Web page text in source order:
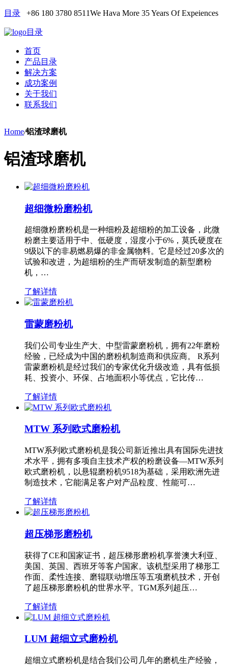
目录 +86 180 3780 8511We Hava More 35 Years Of Expeiences
目录
首页
产品目录
解决方案
成功案例
关于我们
联系我们
Home/铝渣球磨机
铝渣球磨机
超细微粉磨粉机
超细微粉磨粉机是一种细粉及超细粉的加工设备，此微
粉磨主要适用于中、低硬度，湿度小于6%，莫氏硬度在
9级以下的非易燃易爆的非金属物料。它是经过20多次的
试验和改进，为超细粉的生产而研发制造的新型磨粉
机，…
了解详情
雷蒙磨粉机
我们公司专业生产大、中型雷蒙磨粉机，拥有22年磨粉
经验，已经成为中国的磨粉机制造商和供应商。 R系列
雷蒙磨粉机是经过我们的专家优化升级改造，具有低损
耗、投资小、环保、占地面积小等优点，它比传…
了解详情
MTW 系列欧式磨粉机
MTW系列欧式磨粉机是我公司新近推出具有国际先进技
术水平，拥有多项自主技术产权的粉磨设备—MTW系列
欧式磨粉机，以悬辊磨粉机9518为基础，采用欧洲先进
制造技术，它能满足客户对产品粒度、性能可…
了解详情
超压梯形磨粉机
获得了CE和国家证书，超压梯形磨粉机享誉澳大利亚、
美国、英国、西班牙等客户国家。该机型采用了梯形工
作面、柔性连接、磨辊联动增压等五项磨机技术，开创
了超压梯形磨粉机的世界水平。TGM系列超压…
了解详情
LUM 超细立式磨粉机
超细立式磨粉机是结合我们公司几年的磨机生产经验，